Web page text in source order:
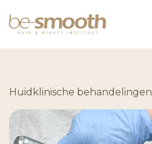
Huidklinische behandelingen